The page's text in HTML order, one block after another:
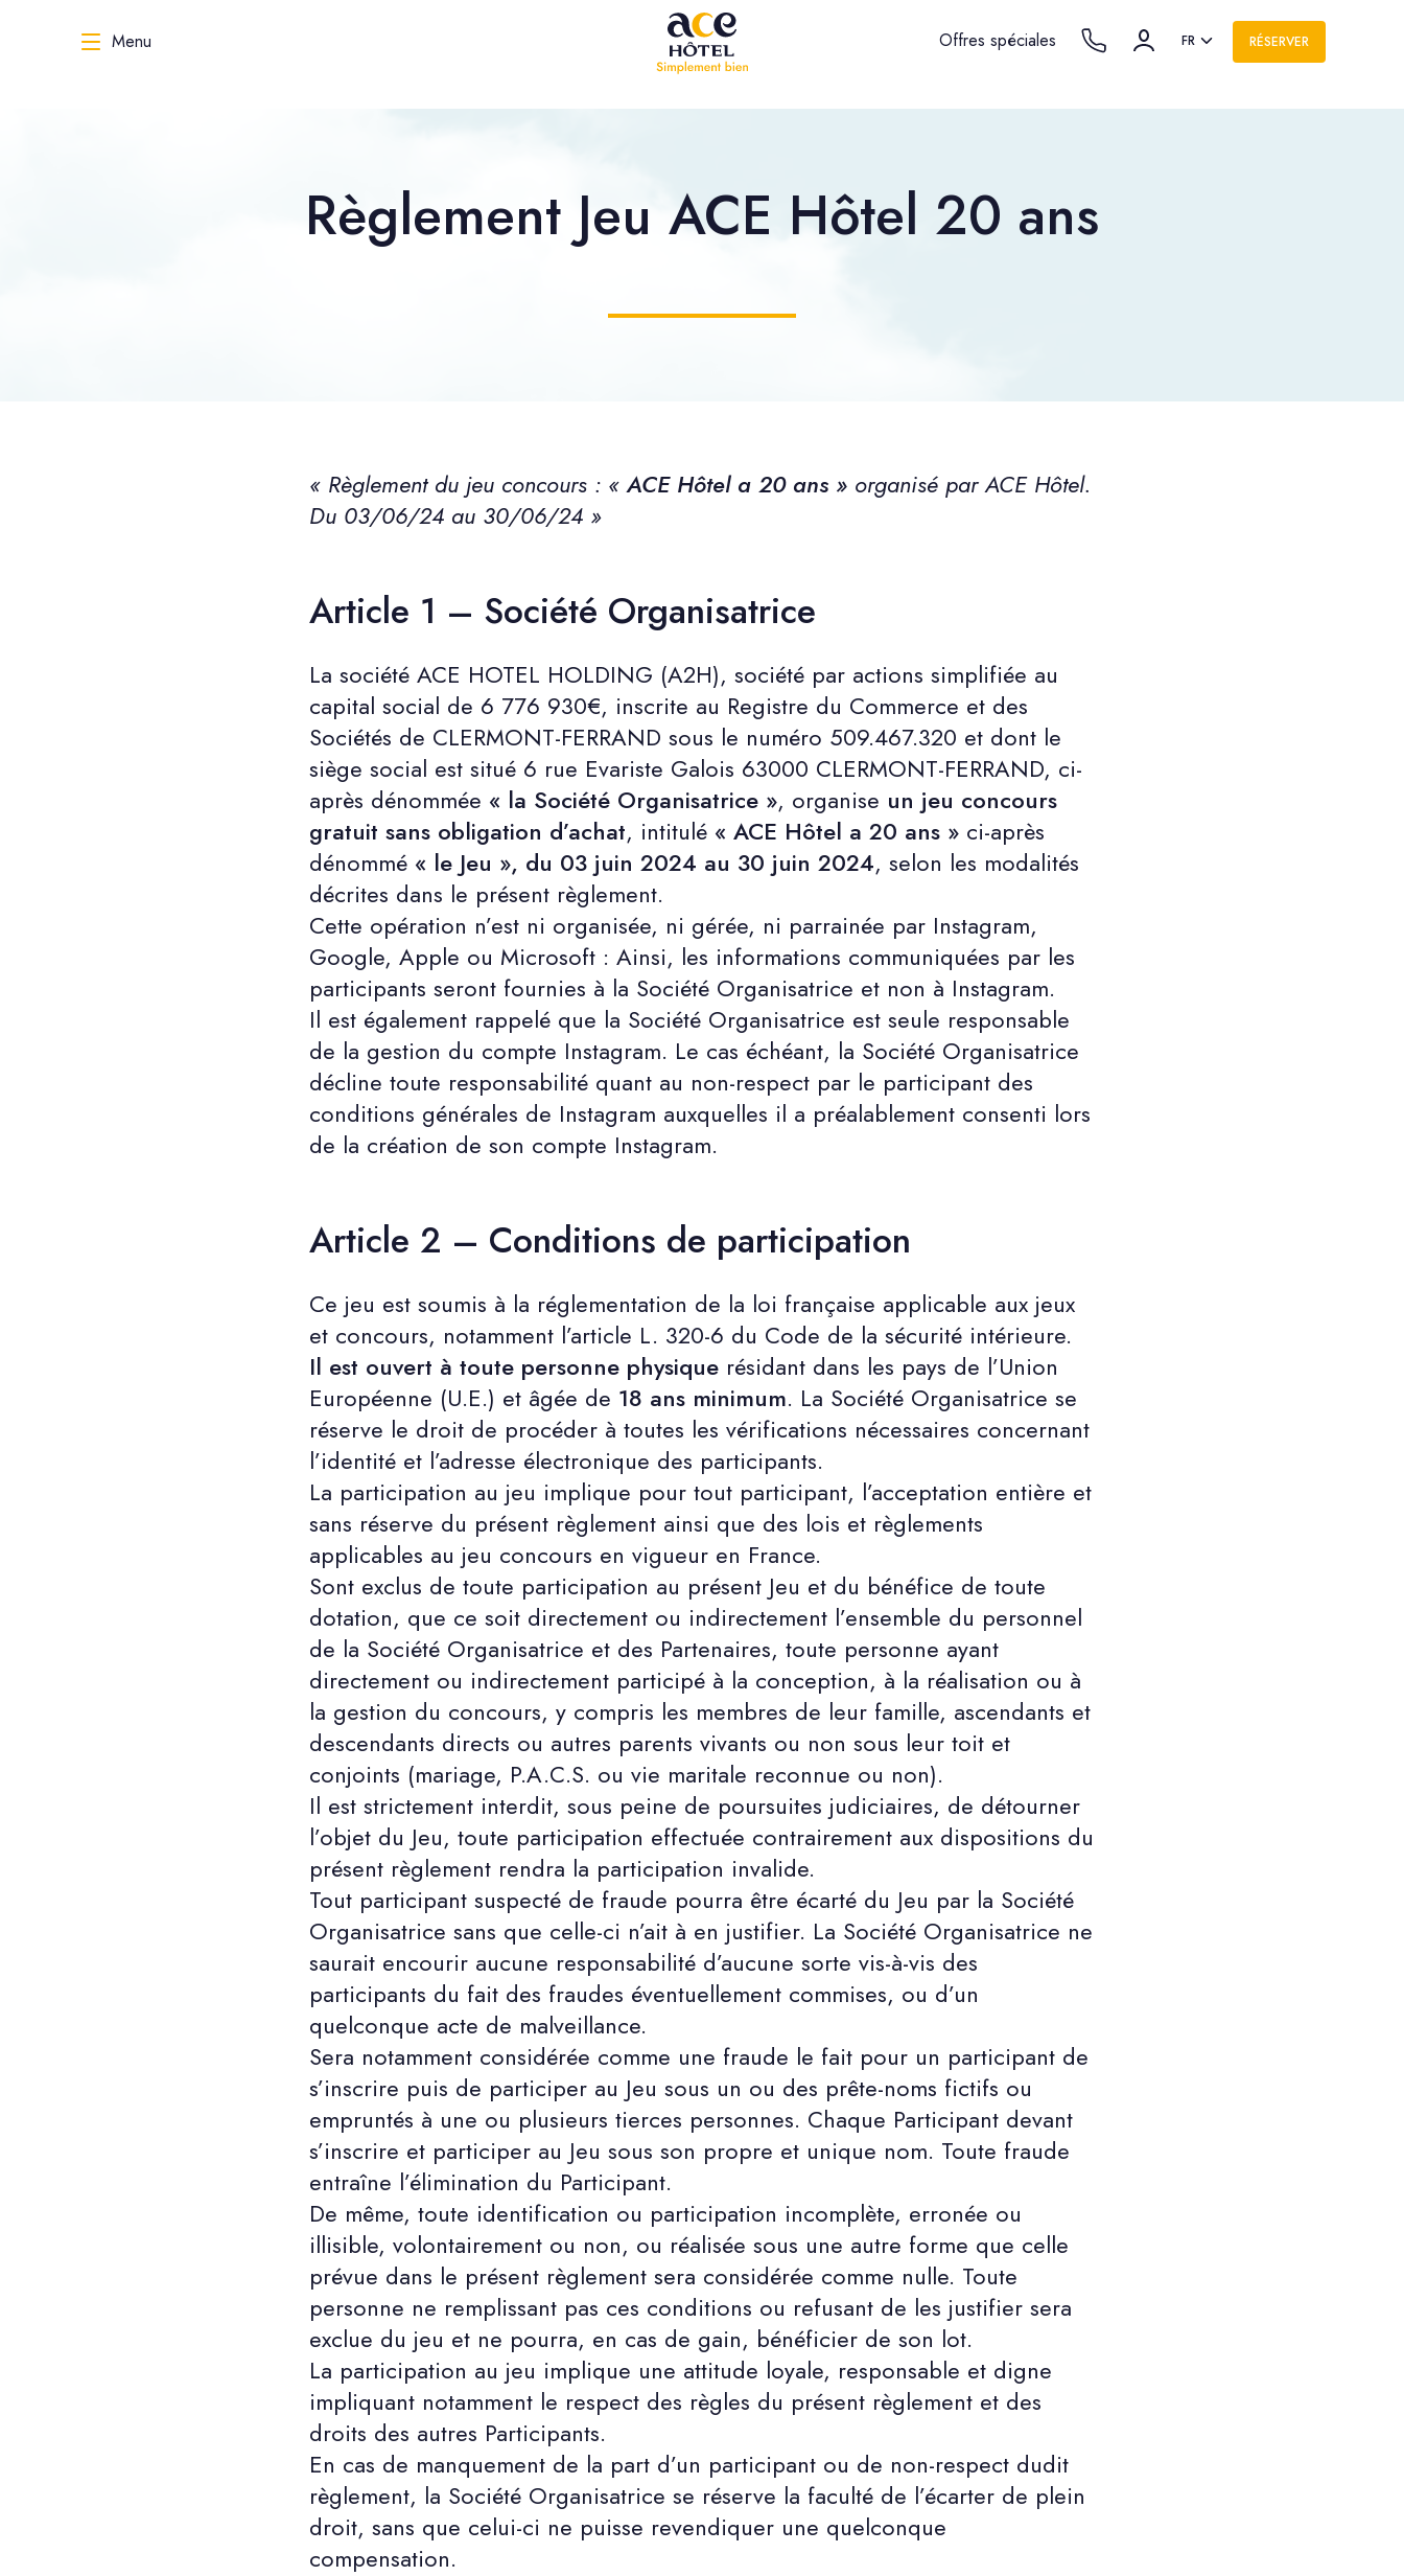
Menu Offres spéciales FR RÉSERVER
Règlement Jeu ACE Hôtel 20 ans
« Règlement du jeu concours : «ACE Hôtel a 20 ans » organisé par ACE Hôtel.
Du 03/06/24 au 30/06/24 »
Article 1 – Société Organisatrice
La société ACE HOTEL HOLDING (A2H), société par actions simplifiée au
capital social de 6 776 930€, inscrite au Registre du Commerce et des
Sociétés de CLERMONT-FERRAND sous le numéro 509.467.320 et dont le
siège social est situé 6 rue Evariste Galois 63000 CLERMONT-FERRAND, ci-
après dénommée « la Société Organisatrice », organise un jeu concours
gratuit sans obligation d’achat, intitulé « ACE Hôtel a 20 ans » ci-après
dénommé « le Jeu », du 03 juin 2024 au 30 juin 2024, selon les modalités
décrites dans le présent règlement.
Cette opération n’est ni organisée, ni gérée, ni parrainée par Instagram,
Google, Apple ou Microsoft : Ainsi, les informations communiquées par les
participants seront fournies à la Société Organisatrice et non à Instagram.
Il est également rappelé que la Société Organisatrice est seule responsable
de la gestion du compte Instagram. Le cas échéant, la Société Organisatrice
décline toute responsabilité quant au non-respect par le participant des
conditions générales de Instagram auxquelles il a préalablement consenti lors
de la création de son compte Instagram.
Article 2 – Conditions de participation
Ce jeu est soumis à la réglementation de la loi française applicable aux jeux
et concours, notamment l’article L. 320-6 du Code de la sécurité intérieure.
Il est ouvert à toute personne physique résidant dans les pays de l’Union
Européenne (U.E.) et âgée de 18 ans minimum. La Société Organisatrice se
réserve le droit de procéder à toutes les vérifications nécessaires concernant
l’identité et l’adresse électronique des participants.
La participation au jeu implique pour tout participant, l’acceptation entière et
sans réserve du présent règlement ainsi que des lois et règlements
applicables au jeu concours en vigueur en France.
Sont exclus de toute participation au présent Jeu et du bénéfice de toute
dotation, que ce soit directement ou indirectement l’ensemble du personnel
de la Société Organisatrice et des Partenaires, toute personne ayant
directement ou indirectement participé à la conception, à la réalisation ou à
la gestion du concours, y compris les membres de leur famille, ascendants et
descendants directs ou autres parents vivants ou non sous leur toit et
conjoints (mariage, P.A.C.S. ou vie maritale reconnue ou non).
Il est strictement interdit, sous peine de poursuites judiciaires, de détourner
l’objet du Jeu, toute participation effectuée contrairement aux dispositions du
présent règlement rendra la participation invalide.
Tout participant suspecté de fraude pourra être écarté du Jeu par la Société
Organisatrice sans que celle-ci n’ait à en justifier. La Société Organisatrice ne
saurait encourir aucune responsabilité d’aucune sorte vis-à-vis des
participants du fait des fraudes éventuellement commises, ou d’un
quelconque acte de malveillance.
Sera notamment considérée comme une fraude le fait pour un participant de
s’inscrire puis de participer au Jeu sous un ou des prête-noms fictifs ou
empruntés à une ou plusieurs tierces personnes. Chaque Participant devant
s’inscrire et participer au Jeu sous son propre et unique nom. Toute fraude
entraîne l’élimination du Participant.
De même, toute identification ou participation incomplète, erronée ou
illisible, volontairement ou non, ou réalisée sous une autre forme que celle
prévue dans le présent règlement sera considérée comme nulle. Toute
personne ne remplissant pas ces conditions ou refusant de les justifier sera
exclue du jeu et ne pourra, en cas de gain, bénéficier de son lot.
La participation au jeu implique une attitude loyale, responsable et digne
impliquant notamment le respect des règles du présent règlement et des
droits des autres Participants.
En cas de manquement de la part d’un participant ou de non-respect dudit
règlement, la Société Organisatrice se réserve la faculté de l’écarter de plein
droit, sans que celui-ci ne puisse revendiquer une quelconque
compensation.